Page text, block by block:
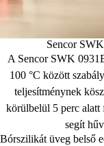
Sencor
A Sencor SWK
100 °C között
teljesítménynek
körülbelül 5 perc
segít
Bórszilikát üveg belső